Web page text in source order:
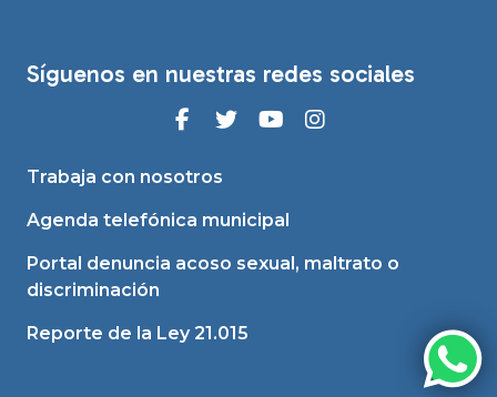
Síguenos en nuestras redes sociales
Trabaja con nosotros
Agenda telefónica municipal
Portal denuncia acoso sexual, maltrato o
discriminación
Reporte de la Ley 21.015